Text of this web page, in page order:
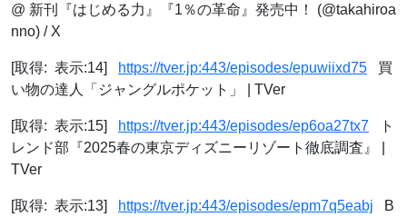
@ 新刊『はじめる力』『1％の革命』発売中！ (@takahiroa
nno) / X
[取得: 表示:14] https://tver.jp:443/episodes/epuwiixd75 買
い物の達人「ジャングルポケット」 | TVer
[取得: 表示:15] https://tver.jp:443/episodes/ep6oa27tx7 ト
レンド部『2025春の東京ディズニーリゾート徹底調査』 |
TVer
[取得: 表示:13] https://tver.jp:443/episodes/epm7q5eabj B